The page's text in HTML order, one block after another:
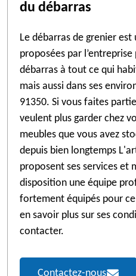
du débarras
Le débarras de grenier
proposées par
débarras à tout ce qui
mais aussi dans ses
91350. Si vous faites
veulent plus garder chez
meubles que vous avez
depuis bien longtemps
proposent ses services et
disposition une équipe
fortement équipés pour
en savoir plus sur ses
contacter.
Contactez-nous